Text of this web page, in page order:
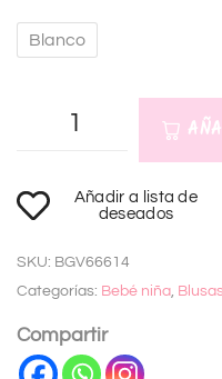
Blanco
l
e
r
n
a
Añadir a lista de
deseados
SKU: BGV66614
Categorías: Bebé niña,
Compartir